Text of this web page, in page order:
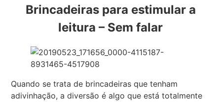
Brincadeiras para estimular a
leitura – Sem falar
Quando se trata de brincadeiras que tenham
adivinhação, a diversão é algo que está totalmente